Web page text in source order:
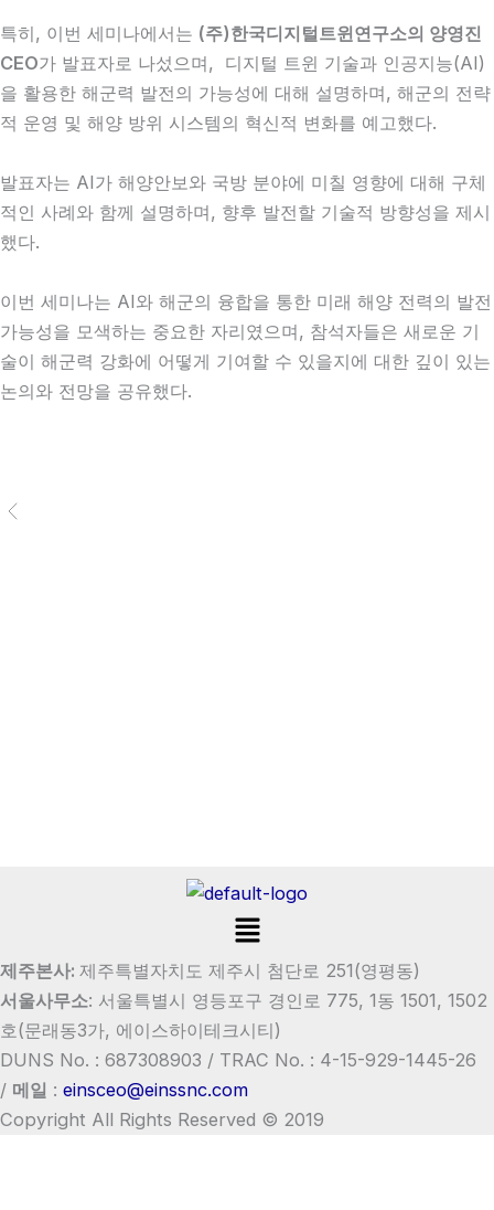
특히, 이번 세미나에서는 (주)한국디지털트윈연구소의 양영진
CEO가 발표자로 나섰으며, 디지털 트윈 기술과 인공지능(AI)
을 활용한 해군력 발전의 가능성에 대해 설명하며, 해군의 전략
적 운영 및 해양 방위 시스템의 혁신적 변화를 예고했다.
발표자는 AI가 해양안보와 국방 분야에 미칠 영향에 대해 구체
적인 사례와 함께 설명하며, 향후 발전할 기술적 방향성을 제시
했다.
이번 세미나는 AI와 해군의 융합을 통한 미래 해양 전력의 발전
가능성을 모색하는 중요한 자리였으며, 참석자들은 새로운 기
술이 해군력 강화에 어떻게 기여할 수 있을지에 대한 깊이 있는
논의와 전망을 공유했다.
Menu
제주본사: 제주특별자치도 제주시 첨단로 251(영평동)
서울사무소: 서울특별시 영등포구 경인로 775, 1동 1501, 1502
호(문래동3가, 에이스하이테크시티)
DUNS No. : 687308903 / TRAC No. : 4-15-929-1445-26
/ 메일 : einsceo@einssnc.com
Copyright All Rights Reserved © 2019